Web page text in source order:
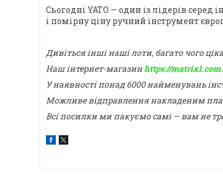
Сьогодні YATO — один із лідерів
і помірну ціну ручний інструмент
Дивіться інші наші лоти, багато чого
Наш інтернет-магазинhttps://
У наявності понад 6000 найменувань
Можливе відправлення накладеним
Всі посилки ми пакуємо самі — вам не